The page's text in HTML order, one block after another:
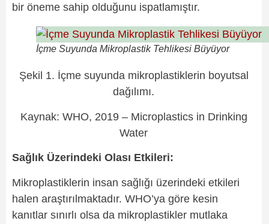
bir öneme sahip olduğunu ispatlamıştır.
İçme Suyunda Mikroplastik Tehlikesi Büyüyor
Şekil 1. İçme suyunda mikroplastiklerin boyutsal
dağılımı.
Kaynak: WHO, 2019 – Microplastics in Drinking
Water
Sağlık Üzerindeki Olası Etkileri:
Mikroplastiklerin insan sağlığı üzerindeki etkileri
halen araştırılmaktadır. WHO’ya göre kesin
kanıtlar sınırlı olsa da mikroplastikler mutlaka